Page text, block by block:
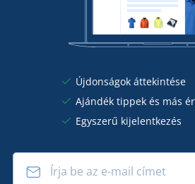
Újdonságok áttekintése
Ajándék tippek és más
Egyszerű kijelentkezés